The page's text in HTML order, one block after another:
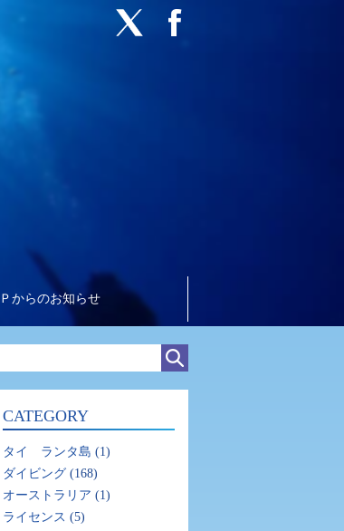
からのお知らせ
CATEGORY
タイ ランタ島 (1)
ダイビング (168)
オーストラリア (1)
ライセンス (5)